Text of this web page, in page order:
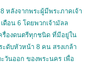
หลังจากพระผู้มีพระภาคเจ้า
ดือน 6 โดยพวกเจ้ามัลล
รื่องดนตรีทุกชนิด ที่มีอยู่ใน
ะดับหัวหน้า 8 คน สรงเกล้า
วันออก ของพระนคร เพื่อ